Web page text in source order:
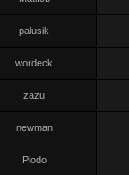
palusik
wordeck
zazu
newman
Piodo